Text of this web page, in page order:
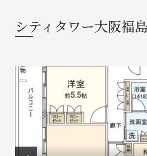
シティタワー大阪福